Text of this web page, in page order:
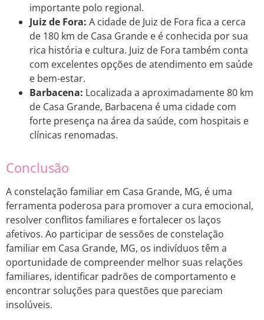
importante polo regional.
Juiz de Fora: A cidade de Juiz de Fora fica a cerca
de 180 km de Casa Grande e é conhecida por sua
rica história e cultura. Juiz de Fora também conta
com excelentes opções de atendimento em saúde
e bem-estar.
Barbacena: Localizada a aproximadamente 80 km
de Casa Grande, Barbacena é uma cidade com
forte presença na área da saúde, com hospitais e
clínicas renomadas.
Conclusão
A constelação familiar em Casa Grande, MG, é uma
ferramenta poderosa para promover a cura emocional,
resolver conflitos familiares e fortalecer os laços
afetivos. Ao participar de sessões de constelação
familiar em Casa Grande, MG, os indivíduos têm a
oportunidade de compreender melhor suas relações
familiares, identificar padrões de comportamento e
encontrar soluções para questões que pareciam
insolúveis.